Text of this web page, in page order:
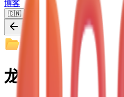
博客
🇨🇳
龙虾